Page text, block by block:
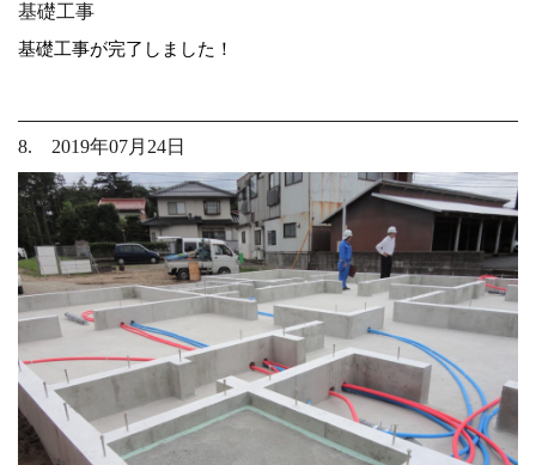
基礎工事
基礎工事が完了しました！
8. 2019年07月24日